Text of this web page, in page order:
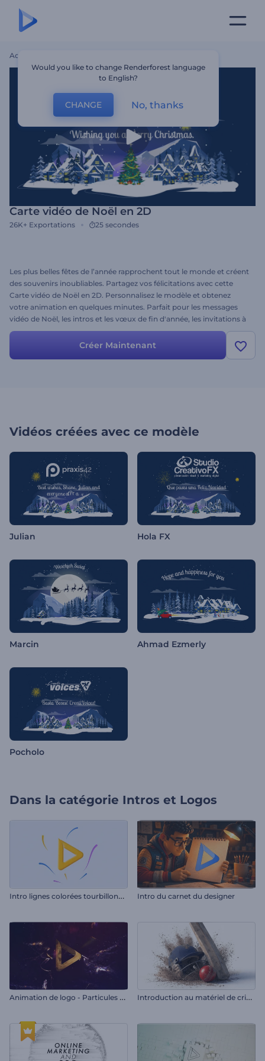
Accueil
Carte vidéo de Noël en 2D
26K+ Exportations 25 secondes
Les plus belles fêtes de l’année rapprochent tout le monde et créent
des souvenirs inoubliables. Partagez vos félicitations avec cette
Carte vidéo de Noël en 2D. Personnalisez le modèle et obtenez
votre animation en quelques minutes. Parfait pour les messages
vidéo de Noël, les intros et les vœux de fin d'année, les invitations à
des fêtes, et bien plus encore. Semez de l'amour et de l'espoir par le
biais de votre message vidéo. Essayez sans plus attendre !
Créer Maintenant
Vidéos créées avec ce modèle
Julian Hola FX
Marcin Ahmad Ezmerly
Pocholo
Dans la catégorie Intros et Logos
I
ntro lignes colorées tourbillonnantes Intro du carnet du designer
A
nimation de logo - Particules en feu I
ntroduction au matériel de cricket
Would you like to change Renderforest language
to English?
CHANGE No, thanks